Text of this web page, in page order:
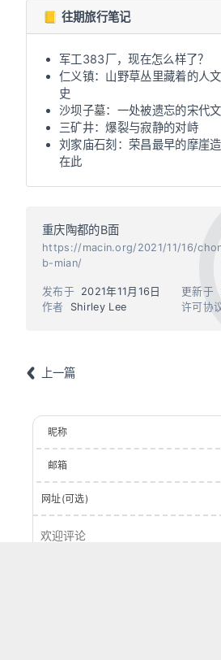
📒 往期旅行笔记
军工383厂，现在怎么样了？
仁义镇：山野草丛里藏着的人
史
沙坝子墓：一处被遗忘的宋代
三矿井：爆裂与寂静的对峙
刘家庙石刻：荣昌最早的摩崖
在此
重庆陶都的B面
https://macin.org/2021/11/16/
b-mian/
作者 Shirley Lee
发布于 2021年11月16日 更新于
许可协
上一篇
昵称
邮箱
网址(可选)